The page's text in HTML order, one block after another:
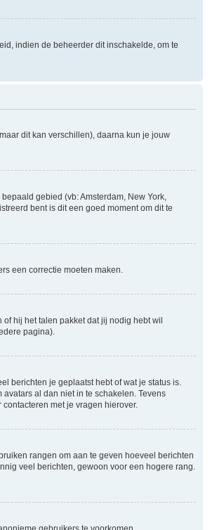
indien de beheerder dit inschakelde, om te
dit kan verschillen), daarna kun je jouw
gebied (vb: Amsterdam, New York,
bent is dit een goed moment om dit te
een correctie moeten maken.
hij het talen pakket dat jij nodig hebt wil
pagina).
berichten je geplaatst hebt of wat je status is.
al dan niet in te schakelen. Tevens
met je vragen hierover.
rangen om aan te geven hoeveel berichten
veel berichten, gewoon voor een hogere rang.